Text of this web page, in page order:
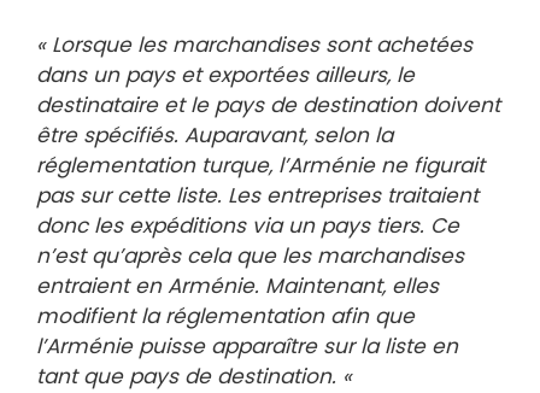
« Lorsque les marchandises sont achetées
dans un pays et exportées ailleurs, le
destinataire et le pays de destination doivent
être spécifiés. Auparavant, selon la
réglementation turque, l’Arménie ne figurait
pas sur cette liste. Les entreprises traitaient
donc les expéditions via un pays tiers. Ce
n’est qu’après cela que les marchandises
entraient en Arménie. Maintenant, elles
modifient la réglementation afin que
l’Arménie puisse apparaître sur la liste en
tant que pays de destination. «